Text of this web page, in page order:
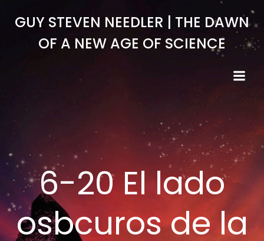
to
content
GUY STEVEN NEEDLER | THE DAWN
OF A NEW AGE OF SCIENCE
6-20 El lado
osbcuros de la